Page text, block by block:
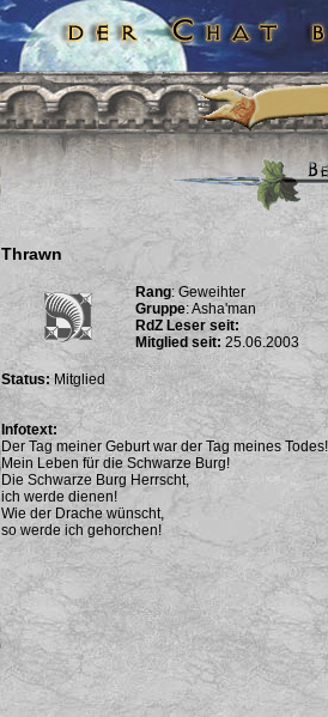
Thrawn
Rang: Geweihter
Gruppe: Asha'man
RdZ Leser seit:
Mitglied seit: 25.06.2003
Status:Mitglied
Infotext:
Der Tag meiner Geburt war der Tag meines Todes!
Mein Leben für die Schwarze Burg!
Die Schwarze Burg Herrscht,
ich werde dienen!
Wie der Drache wünscht,
so werde ich gehorchen!